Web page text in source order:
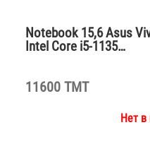
Notebook 15,6 Asus
Intel Core i5-1135…
11600 TMT
Нет в